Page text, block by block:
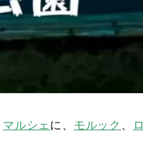
マルシェ に、 モルック
ロ